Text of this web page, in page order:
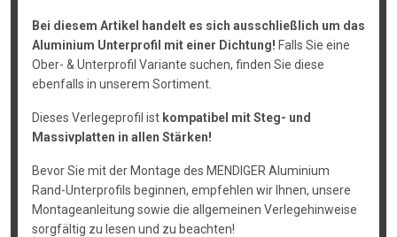
Bei diesem Artikel handelt es sich ausschließlich um das
Aluminium Unterprofil mit einer Dichtung! Falls Sie eine
Ober- & Unterprofil Variante suchen, finden Sie diese
ebenfalls in unserem Sortiment.
Dieses Verlegeprofil ist kompatibel mit Steg- und
Massivplatten in allen Stärken!
Bevor Sie mit der Montage des MENDIGER Aluminium
Rand-Unterprofils beginnen, empfehlen wir Ihnen, unsere
Montageanleitung sowie die allgemeinen Verlegehinweise
sorgfältig zu lesen und zu beachten!